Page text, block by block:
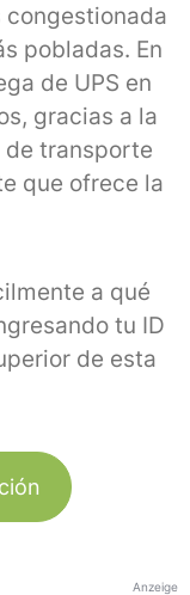
pobladas. En
de UPS en
gracias a la
de transporte
que ofrece la
a qué
tu ID
de esta
Anzeige